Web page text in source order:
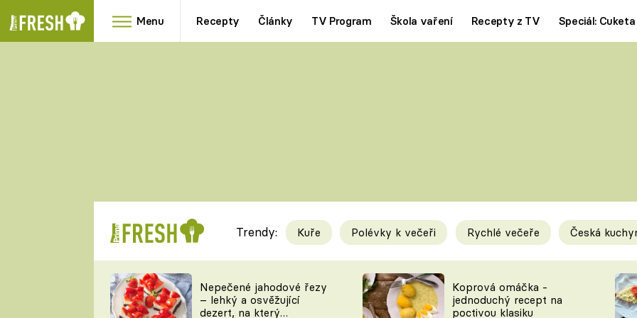
Menu Recepty Články TV Program Škola vaření Recepty z TV Speciál: Cuketa
RYCHLOVKY
Videorecepty
TEĎ VAŘÍ ŠÉF!
Tipy a triky
KAM ZA JÍDLEM
Trendy: Kuře Polévky k večeři Rychlé večeře Česká
Nepečené jahodové řezy
– lehký a osvěžující
dezert, na který
Koprová omáčka -
jednoduchý recept na
poctivou klasiku